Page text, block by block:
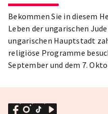
Bekommen Sie in diesem
Leben der ungarischen
ungarischen Hauptstadt
religiöse Programme
September und dem 7.